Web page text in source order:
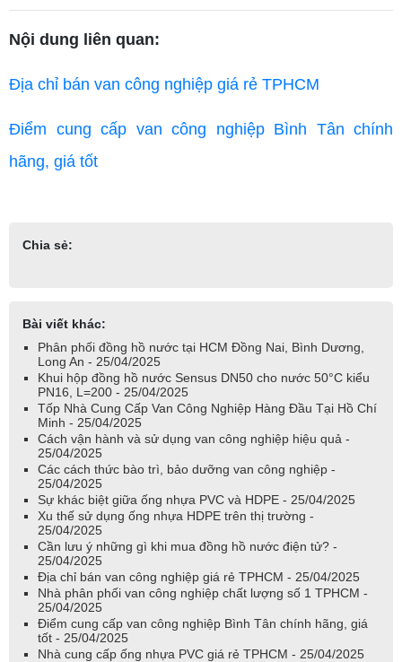
Nội dung liên quan:
Địa chỉ bán van công nghiệp giá rẻ TPHCM
Điểm cung cấp van công nghiệp Bình Tân chính
hãng, giá tốt
Chia sẻ:
Bài viết khác:
Phân phối đồng hồ nước tại HCM Đồng Nai, Bình Dương,
Long An - 25/04/2025
Khui hộp đồng hồ nước Sensus DN50 cho nước 50°C kiểu
PN16, L=200 - 25/04/2025
Tốp Nhà Cung Cấp Van Công Nghiệp Hàng Đầu Tại Hồ Chí
Minh - 25/04/2025
Cách vận hành và sử dụng van công nghiệp hiệu quả -
25/04/2025
Các cách thức bào trì, bảo dưỡng van công nghiệp -
25/04/2025
Sự khác biệt giữa ống nhựa PVC và HDPE - 25/04/2025
Xu thế sử dụng ống nhựa HDPE trên thị trường -
25/04/2025
Cần lưu ý những gì khi mua đồng hồ nước điện tử? -
25/04/2025
Địa chỉ bán van công nghiệp giá rẻ TPHCM - 25/04/2025
Nhà phân phối van công nghiệp chất lượng số 1 TPHCM -
25/04/2025
Điểm cung cấp van công nghiệp Bình Tân chính hãng, giá
tốt - 25/04/2025
Nhà cung cấp ống nhựa PVC giá rẻ TPHCM - 25/04/2025